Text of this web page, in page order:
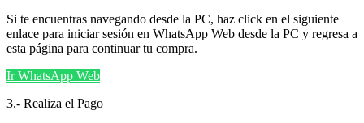
Si te encuentras navegando desde la PC, haz click en el siguiente
enlace para iniciar sesión en WhatsApp Web desde la PC y regresa a
esta página para continuar tu compra.
Ir WhatsApp Web
3.- Realiza el Pago